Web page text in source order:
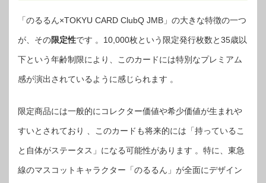
「のるるん×TOKYU CARD ClubQ JMB」の大きな特徴の一つ
が、その限定性です 。10,000枚という限定発行枚数と35歳以
下という年齢制限により、このカードには特別なプレミアム
感が演出されているように感じられます 。
限定商品には一般的にコレクター価値や希少価値が生まれや
すいとされており 、このカードも将来的には「持っているこ
と自体がステータス」になる可能性があります 。特に、東急
線のマスコットキャラクター「のるるん」が全面にデザイン